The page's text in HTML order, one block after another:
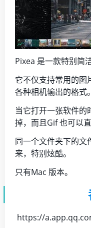
Pixea 是一款特别简
它不仅支持常用的图
各种相机输出的格式。
当它打开一张软件
掉，而且Gif 也可以直
同一个文件夹下的文
来，特别炫酷。
只有Mac 版本。
https://